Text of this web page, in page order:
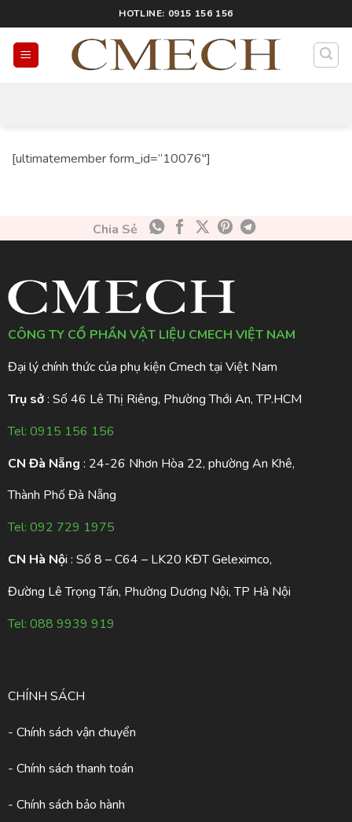
HOTLINE: 0915 156 156
[ultimatemember form_id=”10076″]
Chia Sẻ
CÔNG TY CỔ PHẦN VẬT LIỆU CMECH VIỆT NAM
Đại lý chính thức của phụ kiện Cmech tại Việt Nam
Trụ sở: Số 46 Lê Thị Riêng, Phường Thới An, TP.HCM
Tel: 0915 156 156
CN Đà Nẵng : 24-26 Nhơn Hòa 22, phường An Khê,
Thành Phố Đà Nẵng
Tel: 092 729 1975
CN Hà Nội : Số 8 – C64 – LK20 KĐT Geleximco,
Đường Lê Trọng Tấn, Phường Dương Nội, TP Hà Nội
Tel: 088 9939 919
CHÍNH SÁCH
- Chính sách vận chuyển
- Chính sách thanh toán
- Chính sách bảo hành